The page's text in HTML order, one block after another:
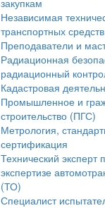
Независимая
транспортных
Преподаватели и
Радиационная
радиационный
Кадастровая
Промышленное и
строительство (ПГС)
Метрология,
сертификация
Технический эксперт
экспертизе
(ТО)
Специалист